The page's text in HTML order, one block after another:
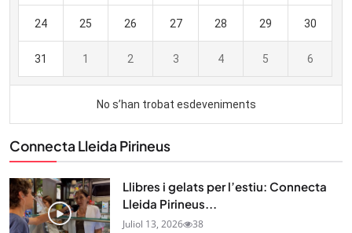
Connecta Lleida Pirineus
Llibres i gelats per l’estiu: Connecta
Lleida Pirineus...
Juliol 13, 2026 38